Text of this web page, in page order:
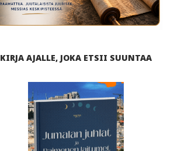
KIRJA AJALLE, JOKA ETSII SUUNTAA